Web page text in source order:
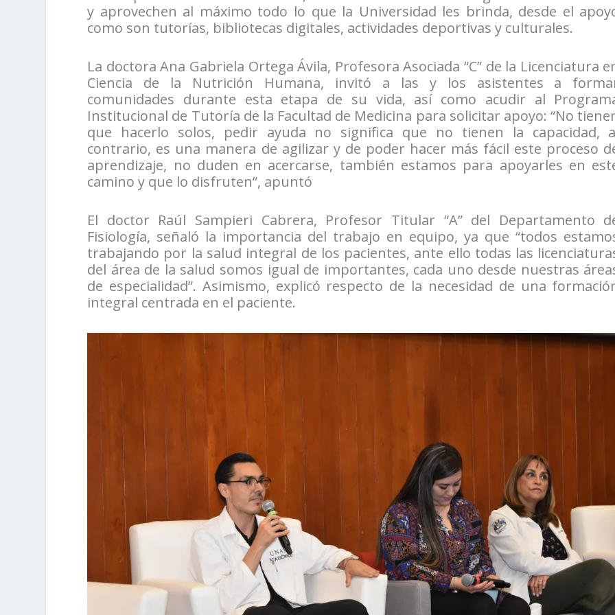
y aprovechen al máximo todo lo que la Universidad les brinda, desde el
como son tutorías, bibliotecas digitales, actividades deportivas y culturales.
La doctora Ana Gabriela Ortega Ávila, Profesora Asociada “C” de la Licenciatura
Ciencia de la Nutrición Humana, invitó a las y los asistentes a
comunidades durante esta etapa de su vida, así como acudir al
Institucional de Tutoría de la Facultad de Medicina para solicitar apoyo: “No
que hacerlo solos, pedir ayuda no significa que no tienen la capacidad,
contrario, es una manera de agilizar y de poder hacer más fácil este proceso
aprendizaje, no duden en acercarse, también estamos para apoyarles en
camino y que lo disfruten”, apuntó
El doctor Raúl Sampieri Cabrera, Profesor Titular “A” del Departamento
Fisiología, señaló la importancia del trabajo en equipo, ya que “todos
trabajando por la salud integral de los pacientes, ante ello todas las
del área de la salud somos igual de importantes, cada uno desde nuestras
de especialidad”. Asimismo, explicó respecto de la necesidad de una
integral centrada en el paciente.